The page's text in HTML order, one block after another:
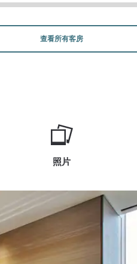
查看所有客房
照片